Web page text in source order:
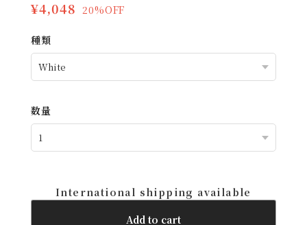
¥4,048 20%OFF
種類
数量
International shipping available
Add to cart